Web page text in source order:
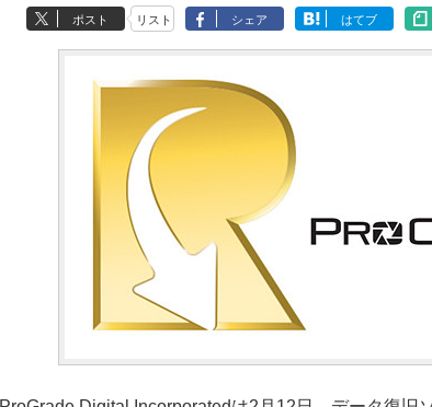
ポスト リスト シェア はてブ